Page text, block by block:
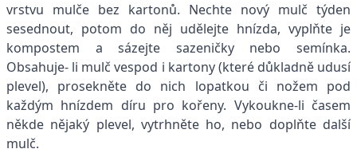
vrstvu mulče bez kartonů. Nechte nový mulč týden
sesednout, potom do něj udělejte hnízda, vyplňte je
kompostem a sázejte sazeničky nebo semínka.
Obsahuje- li mulč vespod i kartony (které důkladně udusí
plevel), prosekněte do nich lopatkou či nožem pod
každým hnízdem díru pro kořeny. Vykoukne-li časem
někde nějaký plevel, vytrhněte ho, nebo doplňte další
mulč.